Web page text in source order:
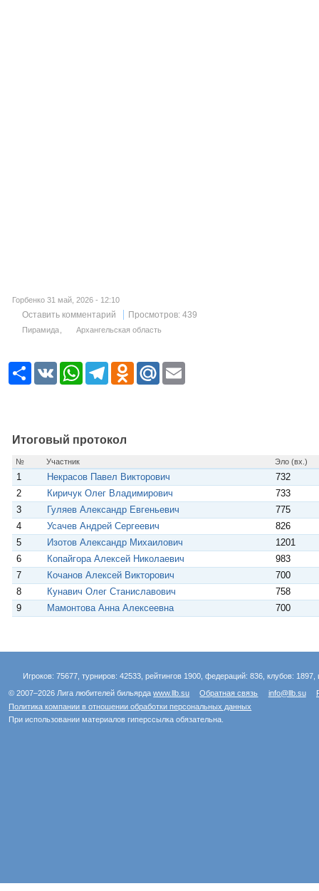
Горбенко 31 май, 2026 - 12:10
Оставить комментарий Просмотров: 439
Пирамида Архангельская область
Р
V
K
W
p
p
T
a
m
O
n
i
k
i
M
Итоговый протокол
№ Участник Эло (вх.)
1 Некрасов Павел Викторович
732
2
Киричук Олег Владимирович
733
3
Гуляев Александр Евгеньевич
775
4
Усачев Андрей Сергеевич
826
5
Изотов Александр Михаилович
1201
6
Копайгора Алексей Николаевич
983
7
Кочанов Алексей Викторович
700
8
Кунавич Олег Станиславович
758
9
Мамонтова Анна Алексеевна 700
Игроков: 75677, турниров: 42533, рейтингов 1900, федераций: 836, клубов:
© 2007–2026 Лига любителей бильярдаwww.llb.su Обратная связь info@llb.su
Политика компании в отношении обработки персональных данных
При использовании материалов гиперссылка обязательна.